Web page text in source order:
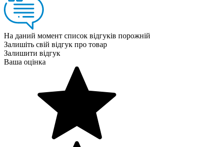
На даний момент список відгуків порожній
Залишіть свій відгук про товар
Залишити відгук
Ваша оцінка